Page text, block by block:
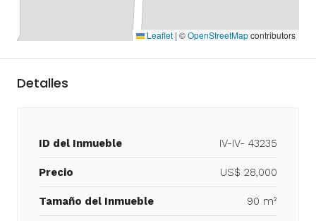
Leaflet | ©OpenStreetMapcontributors
Detalles
ID del Inmueble IV-IV- 43235
Precio US$ 28,000
Tamaño del Inmueble 90 m²